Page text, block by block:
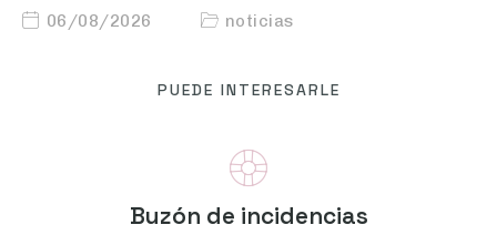
06/08/2026 noticias
PUEDE INTERESARLE
Buzón de incidencias